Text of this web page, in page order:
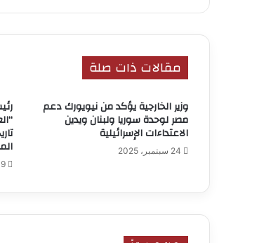
مقالات ذات صلة
وزير الخارجية يؤكد من نيويورك دعم
مصر لوحدة سوريا ولبنان ويدين
الاعتداءات الإسرائيلية
24 سبتمبر، 2025
19